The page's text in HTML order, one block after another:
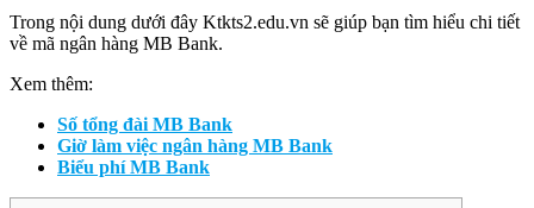
Trong nội dung dưới đây Ktkts2.edu.vn sẽ giúp bạn tìm hiểu chi tiết
về mã ngân hàng MB Bank.
Xem thêm:
Số tổng đài MB Bank
Giờ làm việc ngân hàng MB Bank
Biểu phí MB Bank